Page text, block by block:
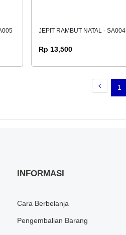
JEPIT RAMBUT NATAL - SA004
Rp 13,500
1
INFORMASI
Cara Berbelanja
Pengembalian Barang